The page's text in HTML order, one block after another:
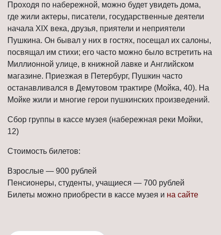
Проходя по набережной, можно будет увидеть дома,
где жили актеры, писатели, государственные деятели
начала XIX века, друзья, приятели и неприятели
Пушкина. Он бывал у них в гостях, посещал их салоны,
посвящал им стихи; его часто можно было встретить на
Миллионной улице, в книжной лавке и Английском
магазине. Приезжая в Петербург, Пушкин часто
останавливался в Демутовом трактире (Мойка, 40). На
Мойке жили и многие герои пушкинских произведений.
Сбор группы в кассе музея (набережная реки Мойки,
12)
Стоимость билетов:
Взрослые — 900 рублей
Пенсионеры, студенты, учащиеся — 700 рублей
Билеты можно приобрести в кассе музея и на сайте